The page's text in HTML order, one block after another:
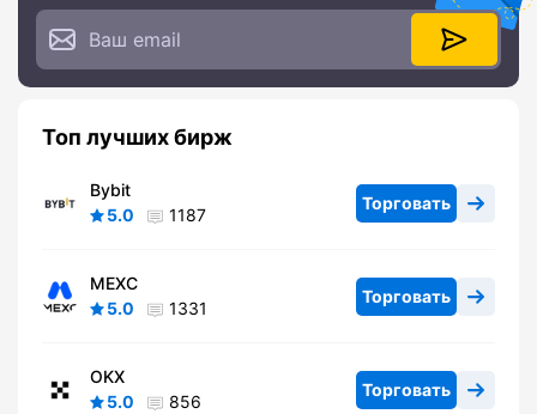
Топ лучших бирж
Bybit
5.0
1187
Торговать
MEXC
5.0
1331
Торговать
OKX
5.0
856
Торговать